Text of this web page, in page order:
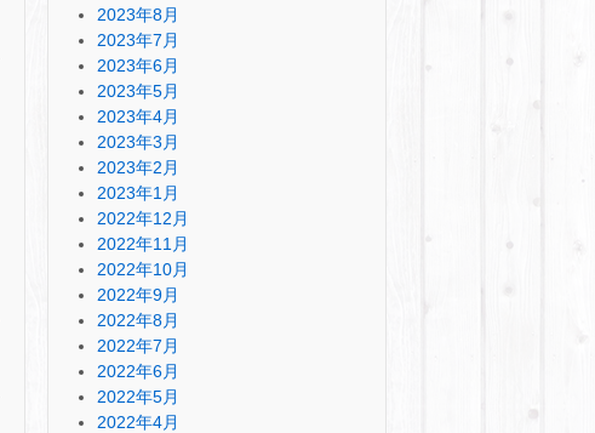
2023年8月
2023年7月
2023年6月
2023年5月
2023年4月
2023年3月
2023年2月
2023年1月
2022年12月
2022年11月
2022年10月
2022年9月
2022年8月
2022年7月
2022年6月
2022年5月
2022年4月